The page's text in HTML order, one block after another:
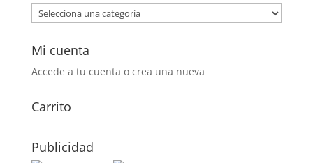
Mi cuenta
Accede a tu cuenta o crea una nueva
Carrito
Publicidad